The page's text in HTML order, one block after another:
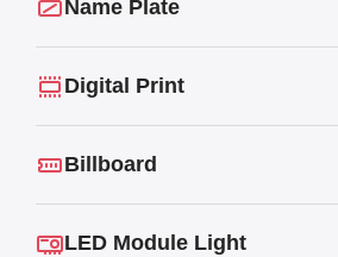
Name Plate
Digital Print
Billboard
LED Module Light